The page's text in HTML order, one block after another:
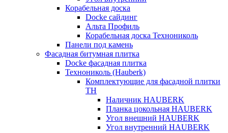
Корабельная доска
Docke сайдинг
Альта Профиль
Корабельная доска Технониколь
Панели под камень
Фасадная битумная плитка
Docke фасадная плитка
Технониколь (Hauberk)
Комплектующие для фасадной плитки
ТН
Наличник HAUBERK
Планка цокольная HAUBERK
Угол внешний HAUBERK
Угол внутренний HAUBERK